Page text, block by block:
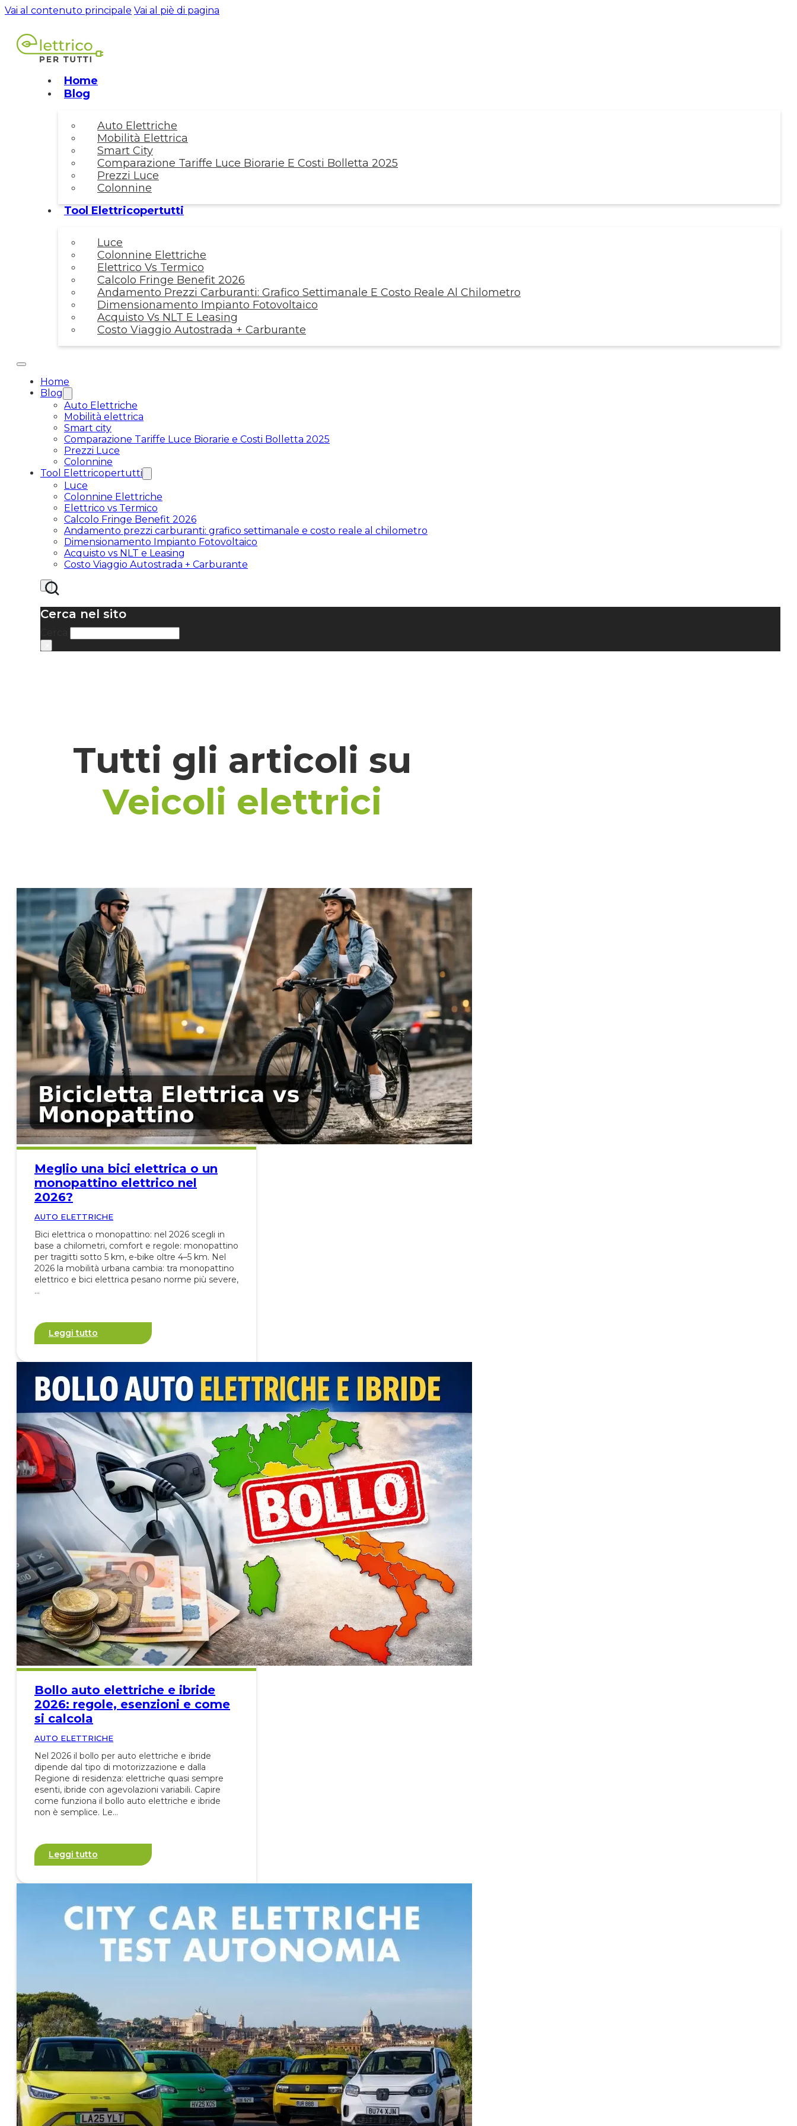
Vai al contenuto principale Vai al piè di pagina
Home
Blog
Auto Elettriche
Mobilità Elettrica
Smart City
Comparazione Tariffe Luce Biorarie E Costi Bolletta 2025
Prezzi Luce
Colonnine
Tool Elettricopertutti
Luce
Colonnine Elettriche
Elettrico Vs Termico
Calcolo Fringe Benefit 2026
Andamento Prezzi Carburanti: Grafico Settimanale E Costo Reale Al Chilometro
Dimensionamento Impianto Fotovoltaico
Acquisto Vs NLT E Leasing
Costo Viaggio Autostrada + Carburante
Home
Blog
Auto Elettriche
Mobilità elettrica
Smart city
Comparazione Tariffe Luce Biorarie e Costi Bolletta 2025
Prezzi Luce
Colonnine
Tool Elettricopertutti
Luce
Colonnine Elettriche
Elettrico vs Termico
Calcolo Fringe Benefit 2026
Andamento prezzi carburanti: grafico settimanale e costo reale al chilometro
Dimensionamento Impianto Fotovoltaico
Acquisto vs NLT e Leasing
Costo Viaggio Autostrada + Carburante
Cerca nel sito
Tutti gli articoli su
Veicoli elettrici
Meglio una bici elettrica o un
monopattino elettrico nel
2026?
AUTO ELETTRICHE
Bici elettrica o monopattino: nel 2026 scegli in
base a chilometri, comfort e regole: monopattino
per tragitti sotto 5 km, e-bike oltre 4–5 km. Nel
2026 la mobilità urbana cambia: tra monopattino
elettrico e bici elettrica pesano norme più severe,
…
Leggi tutto
Bollo auto elettriche e ibride
2026: regole, esenzioni e come
si calcola
AUTO ELETTRICHE
Nel 2026 il bollo per auto elettriche e ibride
dipende dal tipo di motorizzazione e dalla
Regione di residenza: elettriche quasi sempre
esenti, ibride con agevolazioni variabili. Capire
come funziona il bollo auto elettriche e ibride
non è semplice. Le…
Leggi tutto